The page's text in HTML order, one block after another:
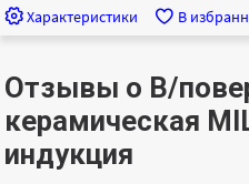
Характеристики
В
Отзывы о В/
керамическая
индукция